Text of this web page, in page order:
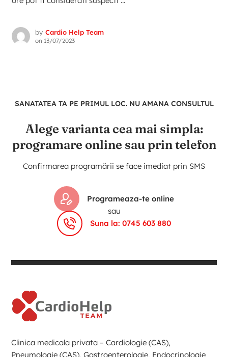
by Cardio Help Team
on 13/07/2023
SANATATEA TA PE PRIMUL LOC. NU AMANA CONSULTUL
Alege varianta cea mai simpla:
programare online sau prin telefon
Confirmarea programării se face imediat prin SMS
Programeaza-te online
sau
Suna la: 0745 603 880
Clinica medicala privata – Cardiologie (CAS),
Pneumologie (CAS), Gastroenterologie, Endocrinologie